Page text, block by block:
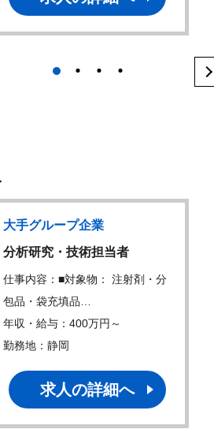
1
大手グループ企業
分析研究・技術担当者
仕事内容：■対象物： 注射剤・分
包品・袋充填品…
年収・給与：400万円～
勤務地：静岡
求人の詳細へ